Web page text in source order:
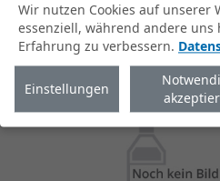
zum
Wir nutzen Cookies auf unserer
essenziell, während andere
Erfahrung zu verbessern.
Einstellungen